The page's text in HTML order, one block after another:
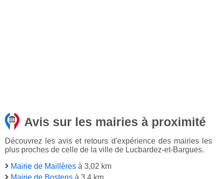
Avis sur les mairies à proximité
Découvrez les avis et retours d'expérience des mairies les
plus proches de celle de la ville de Lucbardez-et-Bargues.
Mairie de Maillères à 3,02 km
Mairie de Bostens à 3,4 km